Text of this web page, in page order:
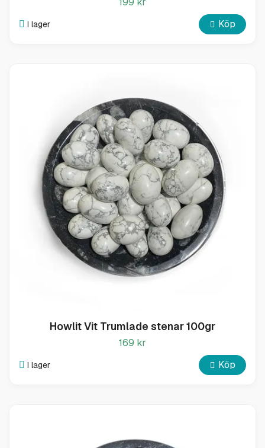
I lager Köp
Howlit Vit Trumlade stenar 100gr
169 kr
I lager Köp